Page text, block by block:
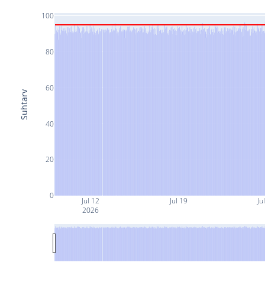
Jul 12
2026
Jul 19
0
20
40
60
80
100
Suhtarv